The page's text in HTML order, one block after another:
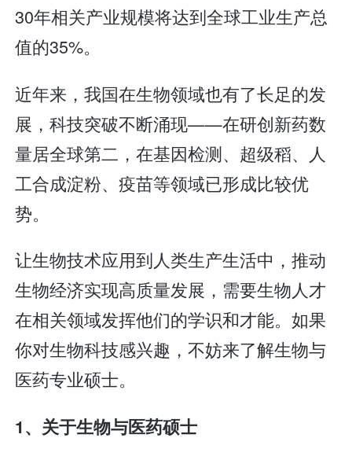
30年相关产业规模将达到全球工业生产总
值的35%。
近年来，我国在生物领域也有了长足的发
展，科技突破不断涌现——在研创新药数
量居全球第二，在基因检测、超级稻、人
工合成淀粉、疫苗等领域已形成比较优
势。
让生物技术应用到人类生产生活中，推动
生物经济实现高质量发展，需要生物人才
在相关领域发挥他们的学识和才能。如果
你对生物科技感兴趣，不妨来了解生物与
医药专业硕士。
1、关于生物与医药硕士